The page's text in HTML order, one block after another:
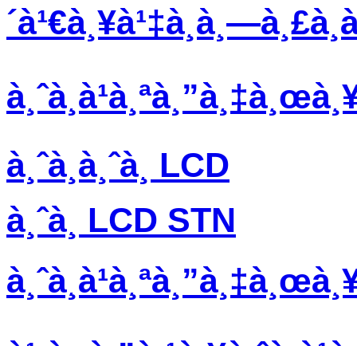
à¸ˆà¸­à¸ˆà¸­ LCD
à¸ˆà¸­ LCD STN